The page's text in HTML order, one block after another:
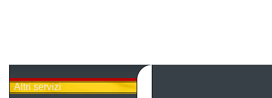
Altri servizi